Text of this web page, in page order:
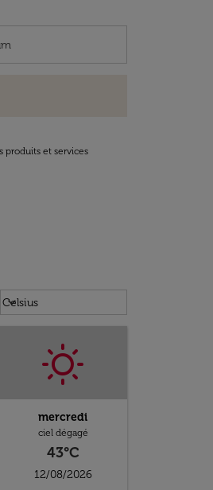
produits et services
Weather unit option Celsius
Celsius
keyboard_arrow_down
mercredi
ciel dégagé
43°C
12/08/2026